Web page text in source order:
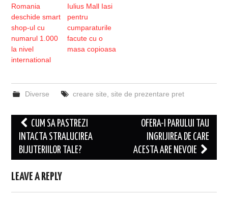
Romania
deschide smart
shop-ul cu
numarul 1.000
la nivel
international
Iulius Mall Iasi
pentru
cumparaturile
facute cu o
masa copioasa
Diverse creare site site de prezentare pret
Post
navigation
CUM SA PASTREZI
INTACTA STRALUCIREA
BIJUTERIILOR TALE?
OFERA-I PARULUI TAU
INGRIJIREA DE CARE
ACESTA ARE NEVOIE
LEAVE A REPLY